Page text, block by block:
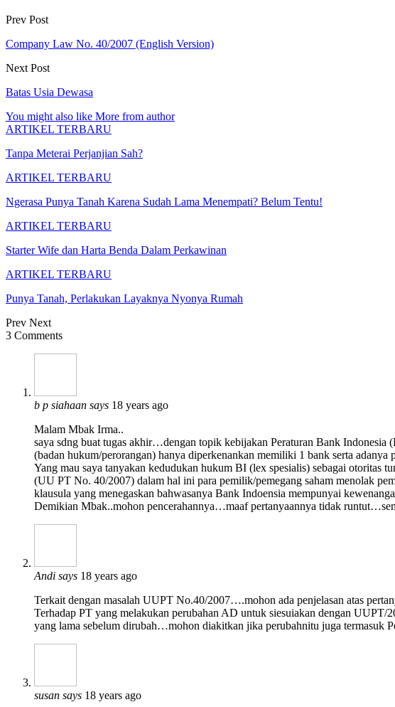
Prev Post
Company Law No. 40/2007 (English Version)
Next Post
Batas Usia Dewasa
You might also like More from author
ARTIKEL TERBARU
Tanpa Meterai Perjanjian Sah?
ARTIKEL TERBARU
Ngerasa Punya Tanah Karena Sudah Lama Menempati? Belum Tentu!
ARTIKEL TERBARU
Starter Wife dan Harta Benda Dalam Perkawinan
ARTIKEL TERBARU
Punya Tanah, Perlakukan Layaknya Nyonya Rumah
Prev Next
3 Comments
b p siahaan says 18 years ago
Malam Mbak Irma..
saya sdng buat tugas akhir…dengan topik kebijakan Peraturan Bank
(badan hukum/perorangan) hanya diperkenankan memiliki 1 bank serta adanya
Yang mau saya tanyakan kedudukan hukum BI (lex spesialis) sebagai otoritas
(UU PT No. 40/2007) dalam hal ini para pemilik/pemegang saham menolak
klausula yang menegaskan bahwasanya Bank Indoensia mempunyai
Demikian Mbak..mohon pencerahannya…maaf pertanyaannya tidak
Andi says 18 years ago
Terkait dengan masalah UUPT No.40/2007….mohon ada penjelasan atas
Terhadap PT yang melakukan perubahan AD untuk siesuiakan dengan UUPT/
yang lama sebelum dirubah…mohon diakitkan jika perubahnitu juga termasuk
susan says 18 years ago